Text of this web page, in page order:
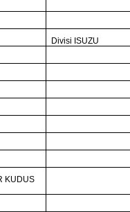
Divisi ISUZU
KUDUS